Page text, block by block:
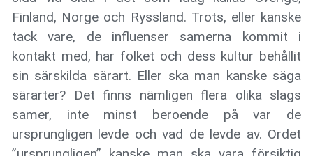
Finland, Norge och Ryssland. Trots, eller kanske
tack vare, de influenser samerna kommit i
kontakt med, har folket och dess kultur behållit
sin särskilda särart. Eller ska man kanske säga
särarter? Det finns nämligen flera olika slags
samer, inte minst beroende på var de
ursprungligen levde och vad de levde av. Ordet